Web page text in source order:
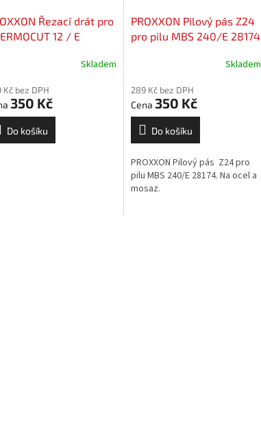
Řezací drát pro
12 / E
Skladem
Kč bez DPH
350 Kč
Do košíku
PROXXON Pilový pás Z24
pro pilu MBS 240/E 28174
Skladem
289 Kč bez DPH
350 Kč
Do košíku
PROXXON Pilový pás Z24 pro
pilu MBS 240/E 28174. Na ocel a
mosaz.